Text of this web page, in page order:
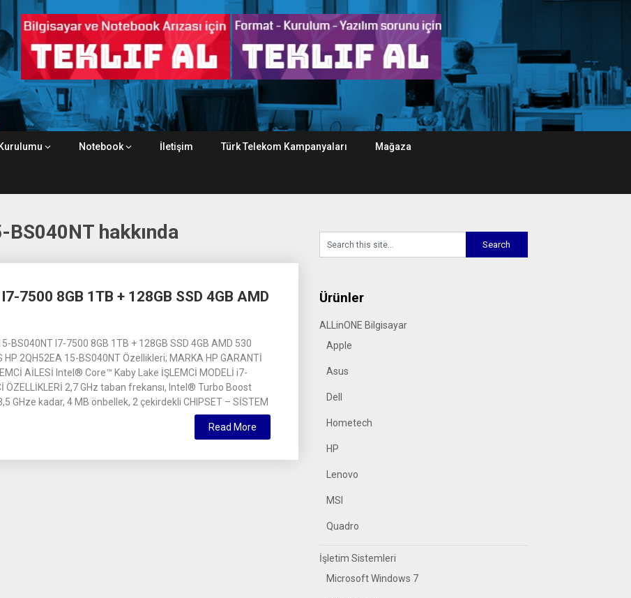
Notebook İletişim Türk Telekom Kampanyaları Mağaza
BS040NT hakkında
7500 8GB 1TB + 128GB SSD 4GB AMD
BS040NT I7-7500 8GB 1TB + 128GB SSD 4GB AMD 530
HP 2QH52EA 15-BS040NT Özellikleri; MARKA HP GARANTİ
AİLESİ Intel® Core™ Kaby Lake İŞLEMCİ MODELİ i7-
ÖZELLİKLERİ 2,7 GHz taban frekansı, Intel® Turbo Boost
GHze kadar, 4 MB önbellek, 2 çekirdekli CHIPSET – SİSTEM
Read More
Ürünler
ALLinONE Bilgisayar
Apple
Asus
Dell
Hometech
HP
Lenovo
MSI
Quadro
İşletim Sistemleri
Microsoft Windows 7